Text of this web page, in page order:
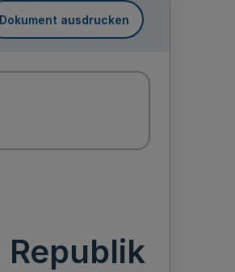
Dokument ausdrucken